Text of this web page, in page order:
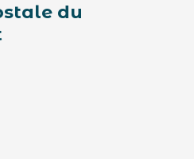
du